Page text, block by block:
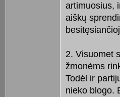
artimuosius,
aiškų
2. Visuomet
žmonėms
Todėl ir
nieko blogo.